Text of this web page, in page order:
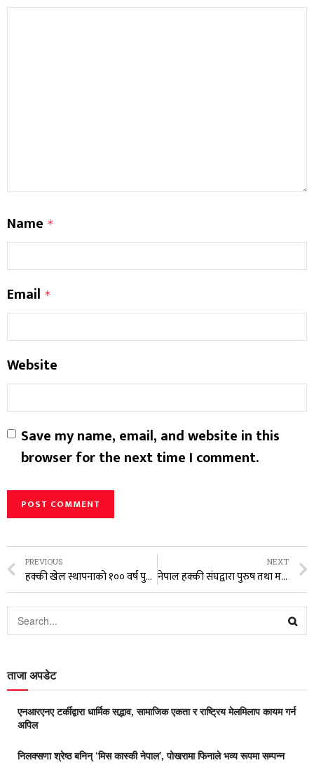
Name *
Email *
Website
Save my name, email, and website in this
browser for the next time I comment.
PREVIOUS
हक्की खेल स्थापनाको १०० वर्ष पुगेको उपलक्ष्यमा गण्डकीमा विशेष कार्यक्रम सम्पन्न
NEXT
नेपाल हक्की संघद्वारा पुरुष तथा महिला राष्ट्रिय हक्की प्रतियोगिता यही साता देखि सुरु
ताजा अपडेट
एनआरएनए टर्कीद्वारा धार्मिक सद्भाव, सामाजिक एकता र राष्ट्रिय मेलमिलाप कायम गर्न
अपिल
निलक्सणा श्रेष्ठ बनिन् ‘मिस कास्की नेपाल’, पोखरामा फिनाले भव्य रूपमा सम्पन्न